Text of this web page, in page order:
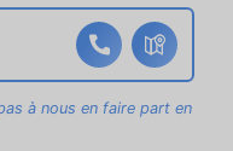
à nous en faire part en